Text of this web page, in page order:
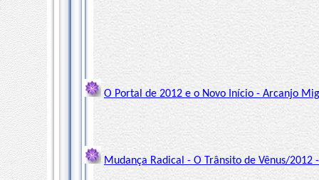
O Portal de 2012 e o Novo Início - Arcanjo
Mudança Radical - O Trânsito de Vênus/